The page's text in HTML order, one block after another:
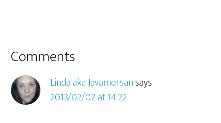
Comments
Linda aka Javamorsansays
2013/02/07 at 14:22